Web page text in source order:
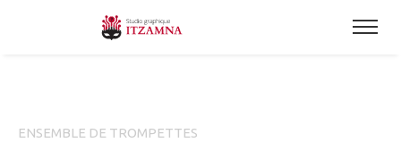
ENSEMBLE DE TROMPETTES